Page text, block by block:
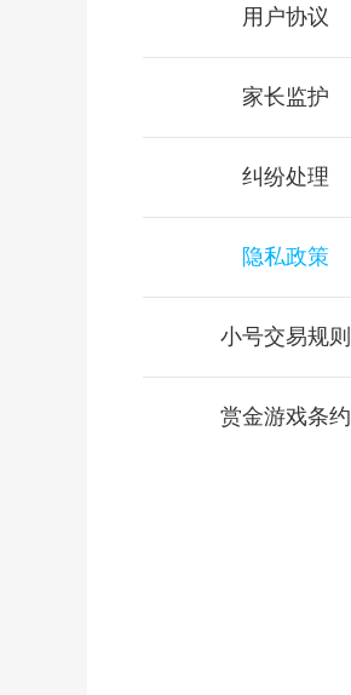
用户协议
家长监护
纠纷处理
隐私政策
小号交易规则
赏金游戏条约